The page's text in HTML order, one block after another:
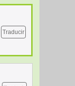
Traducir